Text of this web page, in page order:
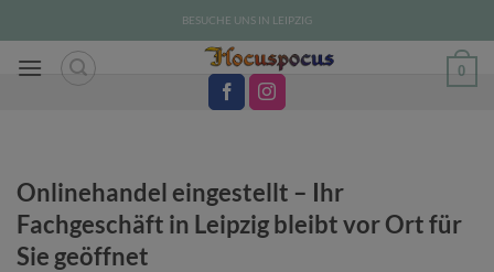
Inhalt
springen
BESUCHE UNS IN LEIPZIG
0
Onlinehandel eingestellt – Ihr
Fachgeschäft in Leipzig bleibt vor Ort für
Sie geöffnet